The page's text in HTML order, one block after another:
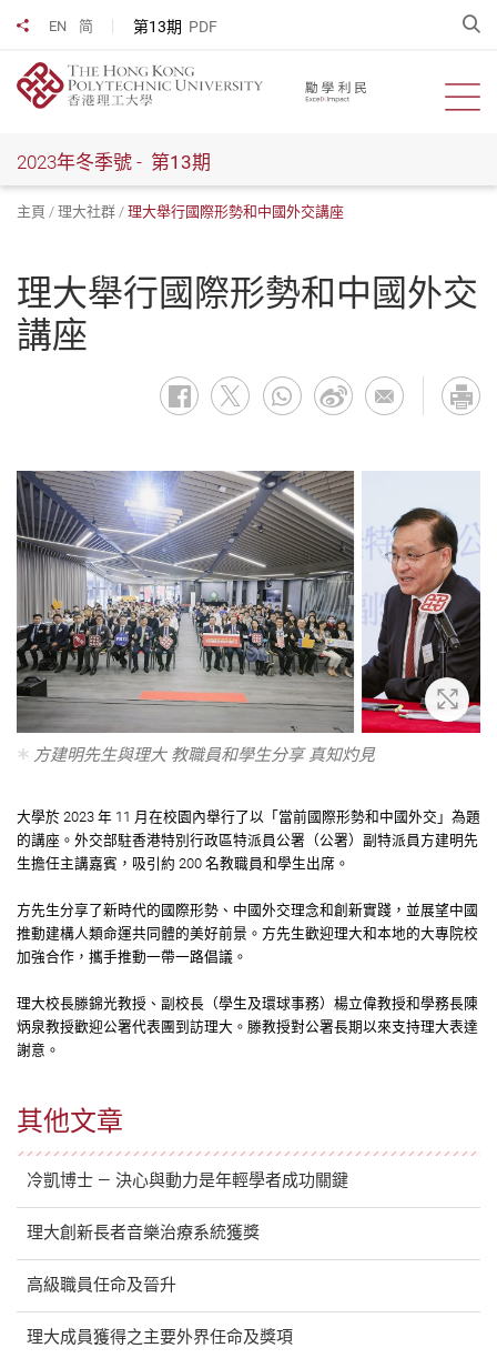
EN 简 第13期 PDF
分享到
開
2023年冬季號 - 第13期
主頁 理大社群 理大舉行國際形勢和中國外交講座
理大舉行國際形勢和中國外交
講座
其他文章
冷凱博士 — 決心與動力是年輕學者成功關鍵
理大創新長者音樂治療系統獲獎
高級職員任命及晉升
理大成員獲得之主要外界任命及獎項
放大
方建明先生與理大 教職員和學生分享 真知灼見
大學於 2023 年 11 月在校園內舉行了以「當前國際形勢和中國外交」為題
的講座。外交部駐香港特別行政區特派員公署（公署）副特派員方建明先
生擔任主講嘉賓，吸引約 200 名教職員和學生出席。
方先生分享了新時代的國際形勢、中國外交理念和創新實踐，並展望中國
推動建構人類命運共同體的美好前景。方先生歡迎理大和本地的大專院校
加強合作，攜手推動一帶一路倡議。
理大校長滕錦光教授、副校長（學生及環球事務）楊立偉教授和學務長陳
炳泉教授歡迎公署代表團到訪理大。滕教授對公署長期以來支持理大表達
謝意。